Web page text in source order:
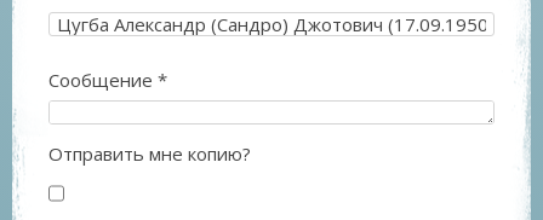
Сообщение *
Отправить мне копию?